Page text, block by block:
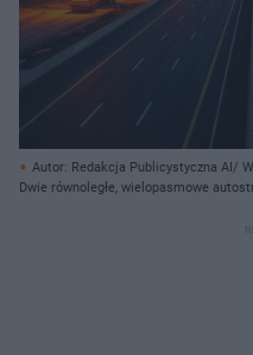
Autor: Redakcja Publicystyczna AI/
Dwie równoległe, wielopasmowe
obszarach budowy lub remontu,